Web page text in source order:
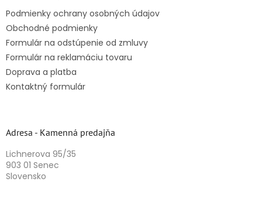
Podmienky ochrany osobných údajov
Obchodné podmienky
Formulár na odstúpenie od zmluvy
Formulár na reklamáciu tovaru
Doprava a platba
Kontaktný formulár
Adresa - Kamenná predajňa
Lichnerova 95/35
903 01 Senec
Slovensko